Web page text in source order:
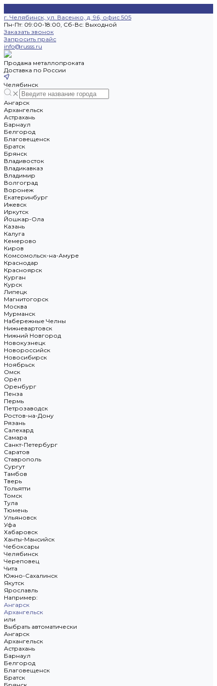
г. Челябинск, ул. Васенко, д. 96, офис 505
Пн-Пт: 09:00-18:00, Cб-Вс: Выходной
Заказать звонок
Запросить прайс
info@russs.ru
Продажа металлопроката
Доставка по России
Челябинск
Ангарск
Архангельск
Астрахань
Барнаул
Белгород
Благовещенск
Братск
Брянск
Владивосток
Владикавказ
Владимир
Волгоград
Воронеж
Екатеринбург
Ижевск
Иркутск
Йошкар-Ола
Казань
Калуга
Кемерово
Киров
Комсомольск-на-Амуре
Краснодар
Красноярск
Курган
Курск
Липецк
Магнитогорск
Москва
Мурманск
Набережные Челны
Нижневартовск
Нижний Новгород
Новокузнецк
Новороссийск
Новосибирск
Ноябрьск
Омск
Орёл
Оренбург
Пенза
Пермь
Петрозаводск
Ростов-на-Дону
Рязань
Салехард
Самара
Санкт-Петербург
Саратов
Ставрополь
Сургут
Тамбов
Тверь
Тольятти
Томск
Тула
Тюмень
Ульяновск
Уфа
Хабаровск
Ханты-Мансийск
Чебоксары
Челябинск
Череповец
Чита
Южно-Сахалинск
Якутск
Ярославль
Например:
Ангарск
Архангельск
или
Выбрать автоматически
Ангарск
Архангельск
Астрахань
Барнаул
Белгород
Благовещенск
Братск